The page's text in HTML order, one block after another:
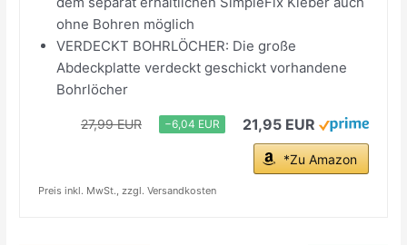
ohne Bohren möglich
VERDECKT BOHRLÖCHER: Die große
Abdeckplatte verdeckt geschickt vorhandene
Bohrlöcher
27,99 EUR −6,04 EUR 21,95 EUR
*Zu Amazon
Preis inkl. MwSt., zzgl. Versandkosten